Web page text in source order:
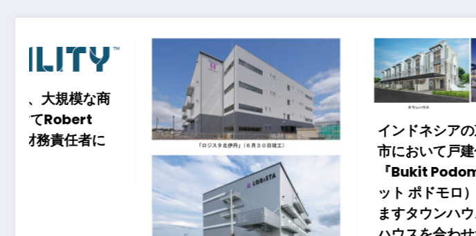
インドネシアの東ジャカルタ
市において戸建住宅分譲事業
『Bukit Podomoro（ブキ
ット ポドモロ）』に参画し
ますタウンハウスとショップ